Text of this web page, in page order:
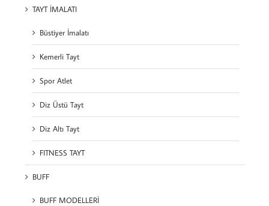
TAYT İMALATI
Büstiyer İmalatı
Kemerli Tayt
Spor Atlet
Diz Üstü Tayt
Diz Altı Tayt
FITNESS TAYT
BUFF
BUFF MODELLERİ